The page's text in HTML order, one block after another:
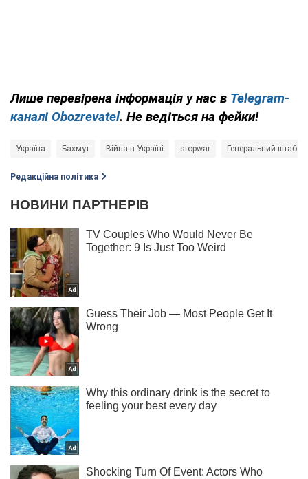
Лише перевірена інформація у нас в Telegram-
каналі Obozrevatel. Не ведіться на фейки!
Україна Бахмут Війна в Україні stopwar Генеральний штаб
Редакційна політика